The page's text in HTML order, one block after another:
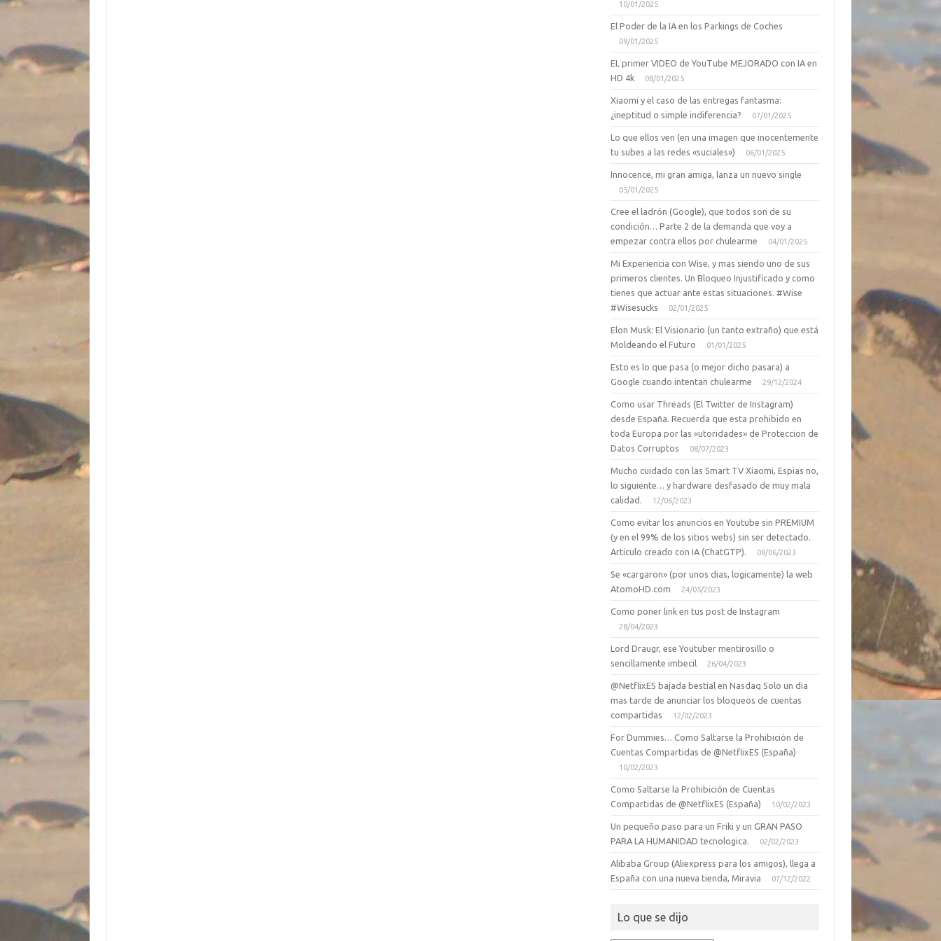
10/01/2025
El Poder de la IA en los Parkings de Coches
09/01/2025
EL primer VIDEO de YouTube MEJORADO con IA en
HD 4k
08/01/2025
Xiaomi y el caso de las entregas fantasma:
¿ineptitud o simple indiferencia?
07/01/2025
Lo que ellos ven (en una imagen que inocentemente
tu subes a las redes «suciales»)
06/01/2025
Innocence, mi gran amiga, lanza un nuevo single
05/01/2025
Cree el ladrón (Google), que todos son de su
condición… Parte 2 de la demanda que voy a
empezar contra ellos por chulearme
04/01/2025
Mi Experiencia con Wise, y mas siendo uno de sus
primeros clientes. Un Bloqueo Injustificado y como
tienes que actuar ante estas situaciones. #Wise
#Wisesucks
02/01/2025
Elon Musk: El Visionario (un tanto extraño) que está
Moldeando el Futuro
01/01/2025
Esto es lo que pasa (o mejor dicho pasara) a
Google cuando intentan chulearme
29/12/2024
Como usar Threads (El Twitter de Instagram)
desde España. Recuerda que esta prohibido en
toda Europa por las «utoridades» de Proteccion de
Datos Corruptos
08/07/2023
Mucho cuidado con las Smart TV Xiaomi, Espias no,
lo siguiente… y hardware desfasado de muy mala
calidad.
12/06/2023
Como evitar los anuncios en Youtube sin PREMIUM
(y en el 99% de los sitios webs) sin ser detectado.
Articulo creado con IA (ChatGTP).
08/06/2023
Se «cargaron» (por unos dias, logicamente) la web
AtomoHD.com
24/05/2023
Como poner link en tus post de Instagram
28/04/2023
Lord Draugr, ese Youtuber mentirosillo o
sencillamente imbecil
26/04/2023
@NetflixES bajada bestial en Nasdaq Solo un dia
mas tarde de anunciar los bloqueos de cuentas
compartidas
12/02/2023
For Dummies… Como Saltarse la Prohibición de
Cuentas Compartidas de @NetflixES (España)
10/02/2023
Como Saltarse la Prohibición de Cuentas
Compartidas de @NetflixES (España)
10/02/2023
Un pequeño paso para un Friki y un GRAN PASO
PARA LA HUMANIDAD tecnologica.
02/02/2023
Alibaba Group (Aliexpress para los amigos), llega a
España con una nueva tienda, Miravia
07/12/2022
Lo que se dijo